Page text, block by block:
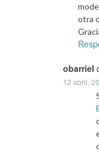
otra
obarriel
12 abril,